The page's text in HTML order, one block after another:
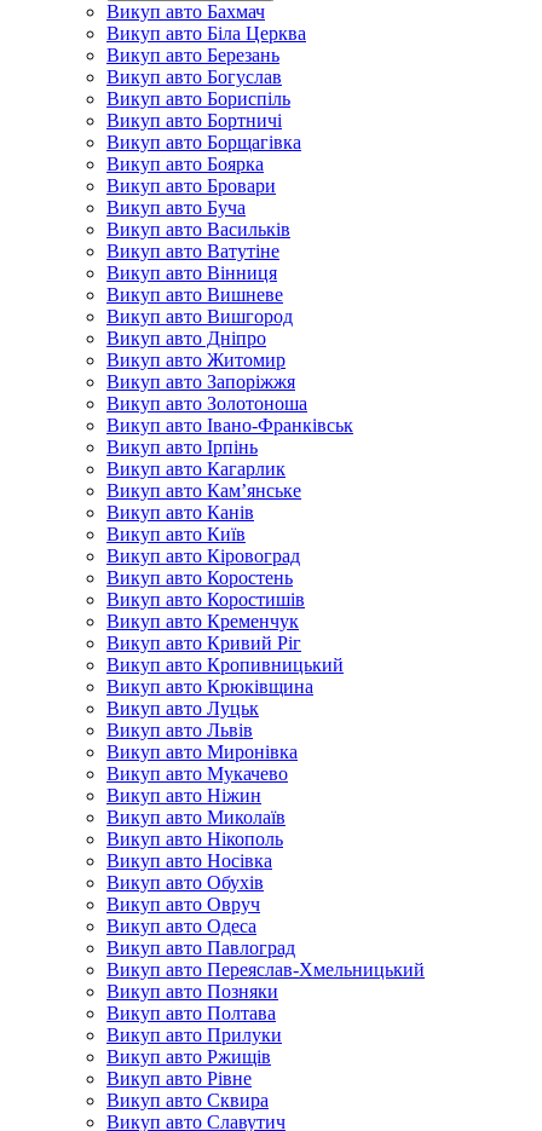
Викуп авто Бахмач
Викуп авто Біла Церква
Викуп авто Березань
Викуп авто Богуслав
Викуп авто Бориспіль
Викуп авто Бортничі
Викуп авто Борщагівка
Викуп авто Боярка
Викуп авто Бровари
Викуп авто Буча
Викуп авто Васильків
Викуп авто Ватутіне
Викуп авто Вінниця
Викуп авто Вишневе
Викуп авто Вишгород
Викуп авто Дніпро
Викуп авто Житомир
Викуп авто Запоріжжя
Викуп авто Золотоноша
Викуп авто Івано-Франківськ
Викуп авто Ірпінь
Викуп авто Кагарлик
Викуп авто Кам’янське
Викуп авто Канів
Викуп авто Київ
Викуп авто Кіровоград
Викуп авто Коростень
Викуп авто Коростишів
Викуп авто Кременчук
Викуп авто Кривий Ріг
Викуп авто Кропивницький
Викуп авто Крюківщина
Викуп авто Луцьк
Викуп авто Львів
Викуп авто Миронівка
Викуп авто Мукачево
Викуп авто Ніжин
Викуп авто Миколаїв
Викуп авто Нікополь
Викуп авто Носівка
Викуп авто Обухів
Викуп авто Овруч
Викуп авто Одеса
Викуп авто Павлоград
Викуп авто Переяслав-Хмельницький
Викуп авто Позняки
Викуп авто Полтава
Викуп авто Прилуки
Викуп авто Ржищів
Викуп авто Рівне
Викуп авто Сквира
Викуп авто Славутич